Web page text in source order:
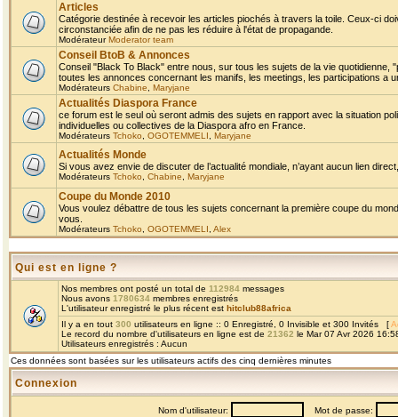
Articles
Catégorie destinée à recevoir les articles piochés à travers la toile. Ceux-ci
circonstanciée afin de ne pas les réduire à l'état de propagande.
ModérateurModerator team
Conseil BtoB & Annonces
Conseil "Black To Black" entre nous, sur tous les sujets de la vie
toutes les annonces concernant les manifs, les meetings, les participations a
Modérateurs Chabine Maryjane
Actualités Diaspora France
ce forum est le seul où seront admis des sujets en rapport avec la situation
individuelles ou collectives de la Diaspora afro en France.
Modérateurs Tchoko OGOTEMMELI Maryjane
Actualités Monde
Si vous avez envie de discuter de l’actualité mondiale, n’ayant aucun lien
Modérateurs Tchoko Chabine Maryjane
Coupe du Monde 2010
Vous voulez débattre de tous les sujets concernant la première coupe du
vous.
Modérateurs Tchoko OGOTEMMELI Alex
Qui est en ligne ?
Nos membres ont posté un total de 112984 messages
Nous avons 1780634 membres enregistrés
L'utilisateur enregistré le plus récent est hitclub88africa
Il y a en tout 300 utilisateurs en ligne :: 0 Enregistré, 0 Invisible et 300 Invités [
Le record du nombre d'utilisateurs en ligne est de 21362 le Mar 07 Avr 2026
Utilisateurs enregistrés : Aucun
Ces données sont basées sur les utilisateurs actifs des cinq dernières minutes
Connexion
Nom d'utilisateur: Mot de passe: